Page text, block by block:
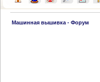
Машинная вышивка - Форум